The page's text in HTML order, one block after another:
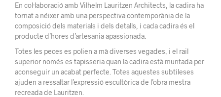
En col·laboració amb Vilhelm Lauritzen Architects, la cadira ha
tornat a néixer amb una perspectiva contemporània de la
composició dels materials i dels detalls, i cada cadira és el
producte d’hores d’artesania apassionada.
Totes les peces es polien a mà diverses vegades, i el rail
superior només es tapisseria quan la cadira està muntada per
aconseguir un acabat perfecte. Totes aquestes subtileses
ajuden a ressaltar l’expressió escultòrica de l’obra mestra
recreada de Lauritzen.